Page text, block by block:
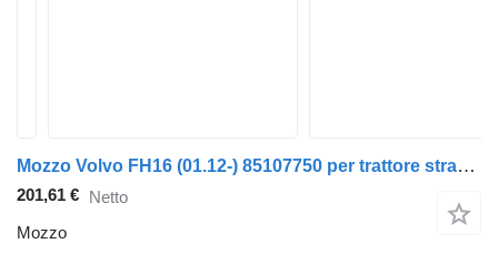
Mozzo Volvo FH16 (01.12-) 85107750 per trattore stradale Volvo FH12, FH16, NH12, FH, VNL780 (1993-2014)
201,61 € Netto
Mozzo